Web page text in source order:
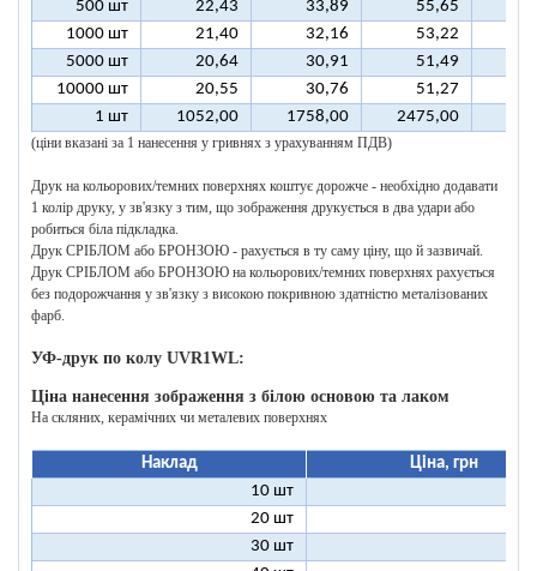
500 шт
22,43 33,89 55,65
1000 шт
21,40 32,16 53,22
5000 шт
20,64 30,91 51,49
10000 шт
20,55 30,76 51,27
1 шт
1052,00 1758,00 2475,00
(ціни вказані за 1 нанесення у гривнях з урахуванням ПДВ)
Друк на кольорових/темних поверхнях коштує дорожче - необхідно додавати
1 колір друку, у зв'язку з тим, що зображення друкується в два удари або
робиться біла підкладка.
Друк СРІБЛОМ або БРОНЗОЮ - рахується в ту саму ціну, що й зазвичай.
Друк СРІБЛОМ або БРОНЗОЮ на кольорових/темних поверхнях рахується
без подорожчання у зв'язку з високою покривною здатністю металізованих
фарб.
УФ-друк по колу UVR1WL:
Ціна нанесення зображення з білою основою та лаком
На скляних, керамічних чи металевих поверхнях
Наклад
Ціна, грн
10 шт
20 шт
30 шт